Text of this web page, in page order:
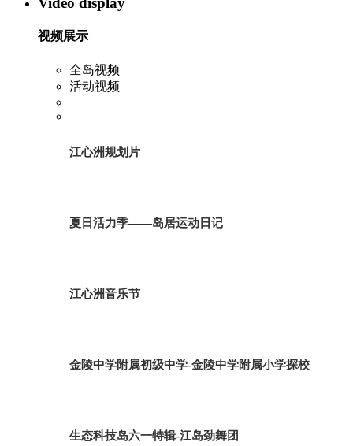
视频展示
全岛视频
活动视频
江心洲规划片
夏日活力季——岛居运动日记
江心洲音乐节
金陵中学附属初级中学-金陵中学附属小学探校
生态科技岛六一特辑-江岛劲舞团